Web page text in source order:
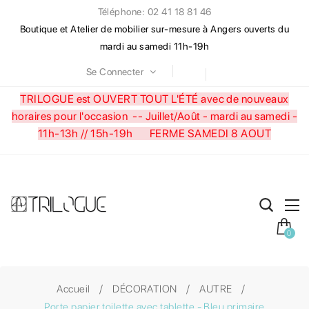
Téléphone: 02 41 18 81 46
Boutique et Atelier de mobilier sur-mesure à Angers ouverts du
mardi au samedi 11h-19h
Se Connecter
TRILOGUE est OUVERT TOUT L'ÉTÉ avec de nouveaux
horaires pour l'occasion -- Juillet/Août - mardi au samedi -
11h-13h // 15h-19h FERME SAMEDI 8 AOUT
0
Accueil DÉCORATION
AUTRE